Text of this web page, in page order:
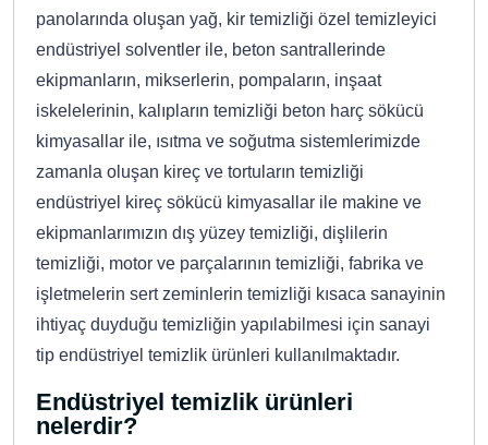
panolarında oluşan yağ, kir temizliği özel temizleyici
endüstriyel solventler ile, beton santrallerinde
ekipmanların, mikserlerin, pompaların, inşaat
iskelelerinin, kalıpların temizliği beton harç sökücü
kimyasallar ile, ısıtma ve soğutma sistemlerimizde
zamanla oluşan kireç ve tortuların temizliği
endüstriyel kireç sökücü kimyasallar ile makine ve
ekipmanlarımızın dış yüzey temizliği, dişlilerin
temizliği, motor ve parçalarının temizliği, fabrika ve
işletmelerin sert zeminlerin temizliği kısaca sanayinin
ihtiyaç duyduğu temizliğin yapılabilmesi için sanayi
tip endüstriyel temizlik ürünleri kullanılmaktadır.
Endüstriyel temizlik ürünleri
nelerdir?